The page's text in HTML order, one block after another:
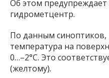
Об этом
гидрометцентр.
По данным синоптиков,
температура на
0…–2°C. Это
(желтому).